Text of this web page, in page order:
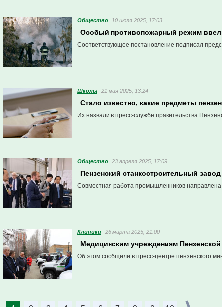
Общество 10 июля 2025, 17:03
Особый противопожарный режим
Соответствующее постановление подписал
Школы 21 мая 2025, 13:24
Стало известно, какие предметы
Их назвали в пресс-службе правительства
Общество 23 апреля 2025, 17:09
Пензенский станкостроительный
Совместная работа промышленников
Клиники 26 марта 2025, 21:00
Медицинским учреждениям
Об этом сообщили в пресс-центре пензенского